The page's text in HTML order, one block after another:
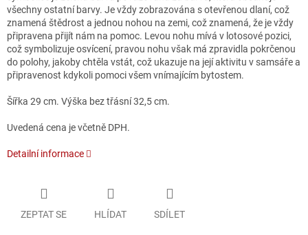
všechny ostatní barvy. Je vždy zobrazována s otevřenou dlaní, což
znamená štědrost a jednou nohou na zemi, což znamená, že je vždy
připravena přijít nám na pomoc. Levou nohu mívá v lotosové pozici,
což symbolizuje osvícení, pravou nohu však má zpravidla pokrčenou
do polohy, jakoby chtěla vstát, což ukazuje na její aktivitu v samsáře a
připravenost kdykoli pomoci všem vnímajícím bytostem.
Šířka 29 cm. Výška bez třásní 32,5 cm.
Uvedená cena je včetně DPH.
Detailní informace
ZEPTAT SE HLÍDAT SDÍLET